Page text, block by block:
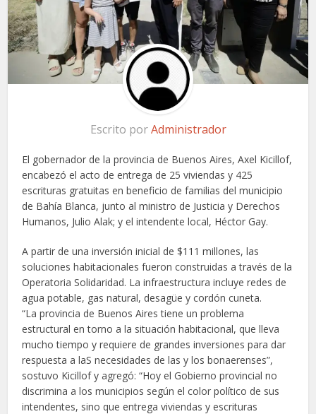
Escrito porAdministrador
El gobernador de la provincia de Buenos Aires, Axel Kicillof,
encabezó el acto de entrega de 25 viviendas y 425
escrituras gratuitas en beneficio de familias del municipio
de Bahía Blanca, junto al ministro de Justicia y Derechos
Humanos, Julio Alak; y el intendente local, Héctor Gay.
A partir de una inversión inicial de $111 millones, las
soluciones habitacionales fueron construidas a través de la
Operatoria Solidaridad. La infraestructura incluye redes de
agua potable, gas natural, desagüe y cordón cuneta.
“La provincia de Buenos Aires tiene un problema
estructural en torno a la situación habitacional, que lleva
mucho tiempo y requiere de grandes inversiones para dar
respuesta a laS necesidades de las y los bonaerenses”,
sostuvo Kicillof y agregó: “Hoy el Gobierno provincial no
discrimina a los municipios según el color político de sus
intendentes, sino que entrega viviendas y escrituras